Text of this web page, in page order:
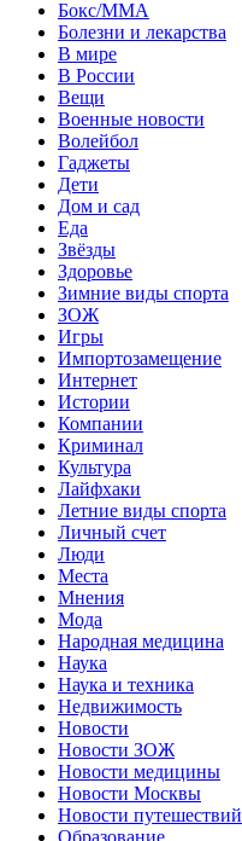
Бокс/MMA
Болезни и лекарства
В мире
В России
Вещи
Военные новости
Волейбол
Гаджеты
Дети
Дом и сад
Еда
Звёзды
Здоровье
Зимние виды спорта
ЗОЖ
Игры
Импортозамещение
Интернет
Истории
Компании
Криминал
Культура
Лайфхаки
Летние виды спорта
Личный счет
Люди
Места
Мнения
Мода
Народная медицина
Наука
Наука и техника
Недвижимость
Новости
Новости ЗОЖ
Новости медицины
Новости Москвы
Новости путешествий
Образование